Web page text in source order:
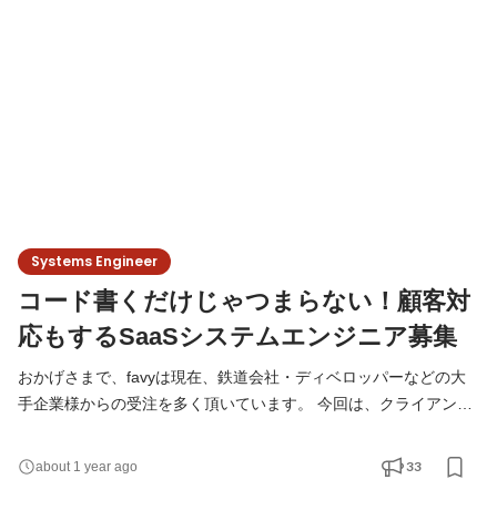
Systems Engineer
コード書くだけじゃつまらない！顧客対
応もするSaaSシステムエンジニア募集
おかげさまで、favyは現在、鉄道会社・ディベロッパーなどの大
手企業様からの受注を多く頂いています。 今回は、クライアント
システムエンジニアを募集！ ・コード書くだけじゃもう飽きた！
・上流工程もできるようになりたい！ ・クライアントから直接か
about 1 year ago 33